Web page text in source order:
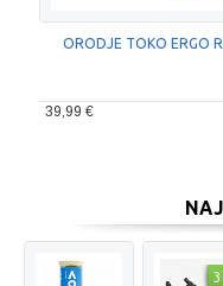
ORODJE TOKO ERGO
39,99 €